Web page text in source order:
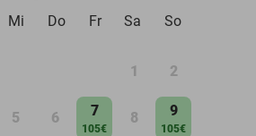
Mi Do Fr Sa So
1 2
5 6 7
105€
8 9
105€